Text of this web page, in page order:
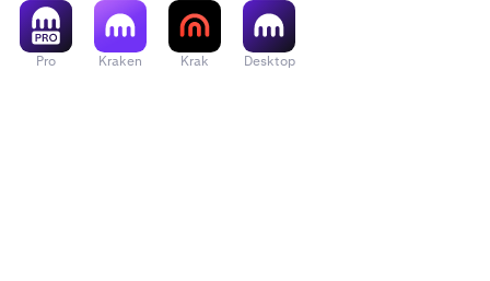
Si no se
Pro Kraken Krak Desktop